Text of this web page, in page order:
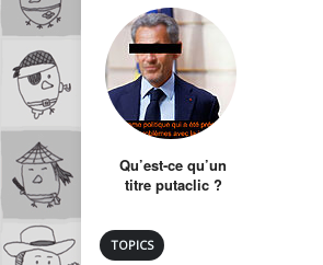
Qu’est-ce qu’un
titre putaclic ?
TOPICS